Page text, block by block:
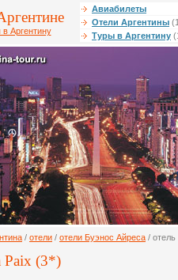
Аргентину
Авиабилеты
Отели Аргентины
Туры в Аргентину
/ отели / отели Буэнос Айреса /
Paix (3*)